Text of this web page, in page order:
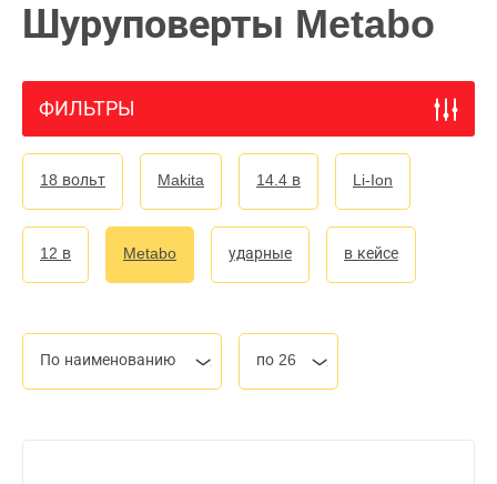
Шуруповерты Metabo
ФИЛЬТРЫ
18 вольт Makita 14.4 в Li-Ion
12 в Metabo ударные в кейсе
По наименованию по 26